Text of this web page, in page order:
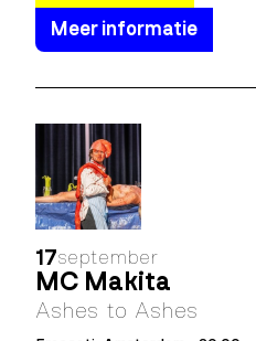
Meer informatie
17september
MC Makita
Ashes to Ashes